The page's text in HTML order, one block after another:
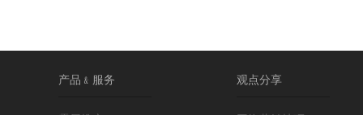
产品﹠服务 观点分享